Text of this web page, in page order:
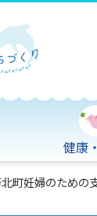
健康
町妊婦のための